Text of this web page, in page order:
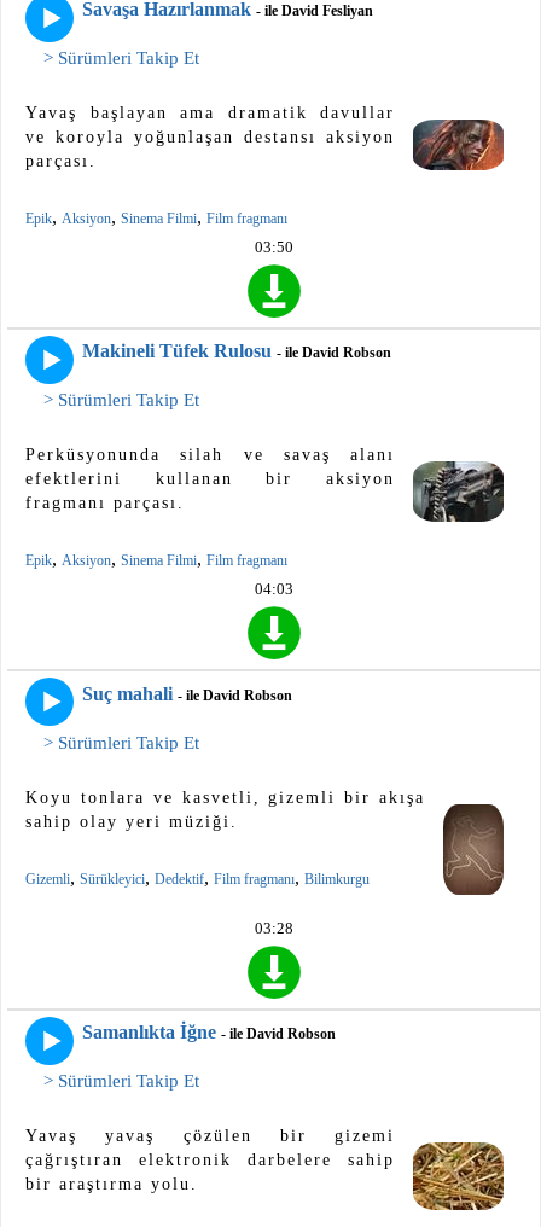
Savaşa Hazırlanmak - ile David Fesliyan
> Sürümleri Takip Et
Yavaş başlayan ama dramatik davullar
ve koroyla yoğunlaşan destansı aksiyon
parçası.
Epik, Aksiyon, Sinema Filmi, Film fragmanı
03:50
Makineli Tüfek Rulosu - ile David Robson
> Sürümleri Takip Et
Perküsyonunda silah ve savaş alanı
efektlerini kullanan bir aksiyon
fragmanı parçası.
Epik, Aksiyon, Sinema Filmi, Film fragmanı
04:03
Suç mahali - ile David Robson
> Sürümleri Takip Et
Koyu tonlara ve kasvetli, gizemli bir akışa
sahip olay yeri müziği.
Gizemli, Sürükleyici, Dedektif, Film fragmanı, Bilimkurgu
03:28
Samanlıkta İğne - ile David Robson
> Sürümleri Takip Et
Yavaş yavaş çözülen bir gizemi
çağrıştıran elektronik darbelere sahip
bir araştırma yolu.